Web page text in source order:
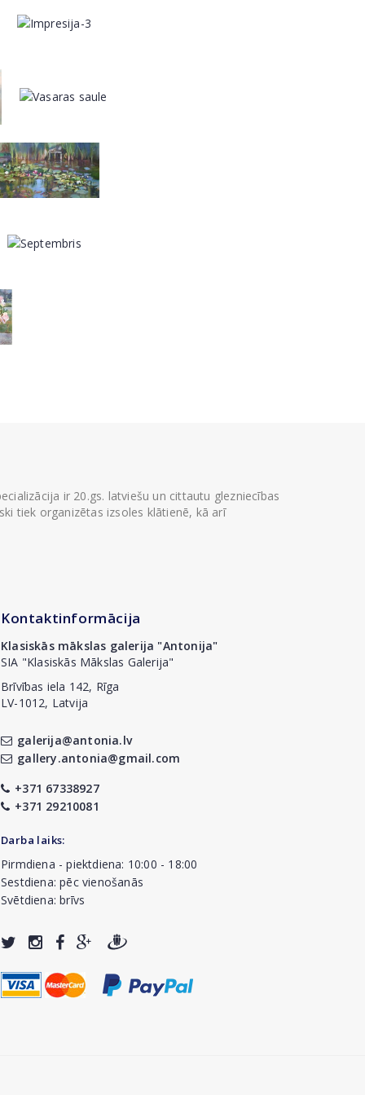
ir 20.gs. latviešu un cittautu glezniecības
tiek organizētas izsoles klātienē, kā arī
Kontaktinformācija
Klasiskās mākslas galerija "Antonija"
SIA "Klasiskās Mākslas Galerija"
Brīvības iela 142, Rīga
LV-1012, Latvija
galerija@antonia.lv
gallery.antonia@gmail.com
+371 67338927
+371 29210081
Darba laiks:
Pirmdiena - piektdiena: 10:00 - 18:00
Sestdiena: pēc vienošanās
Svētdiena: brīvs